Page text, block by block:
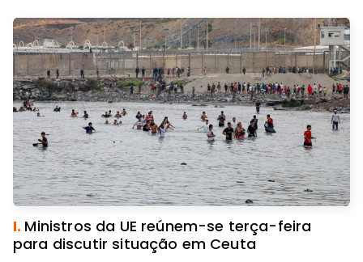
I. Ministros da UE reúnem-se terça-feira
para discutir situação em Ceuta